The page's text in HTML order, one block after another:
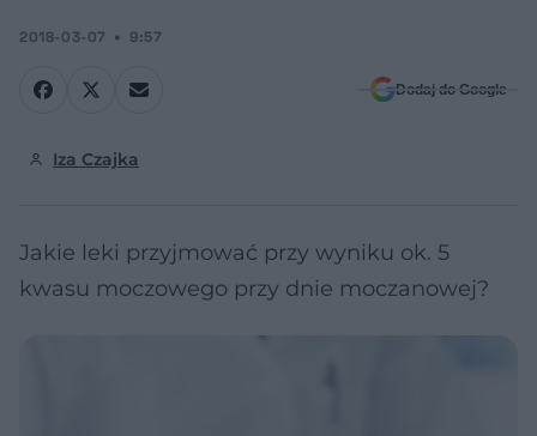
2018-03-07 9:57
Dodaj do Google
Iza Czajka
Jakie leki przyjmować przy wyniku ok. 5
kwasu moczowego przy dnie moczanowej?